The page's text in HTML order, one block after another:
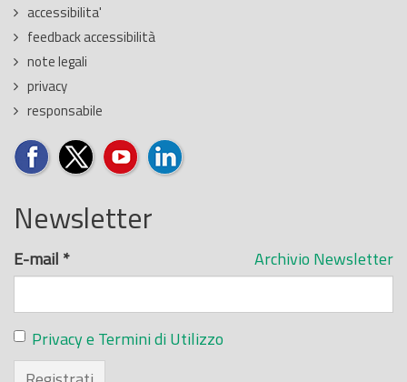
accessibilita'
feedback accessibilità
note legali
privacy
responsabile
Newsletter
Archivio Newsletter
E-mail *
Privacy e Termini di Utilizzo